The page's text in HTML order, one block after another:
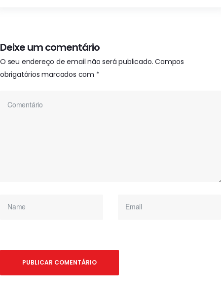
Deixe um comentário
O seu endereço de email não será publicado. Campos
obrigatórios marcados com *